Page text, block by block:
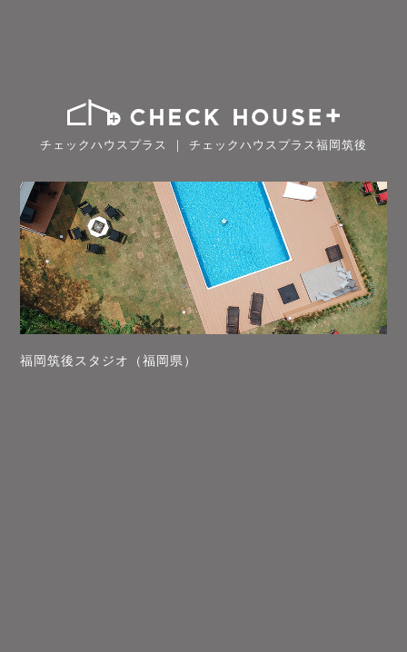
チェックハウスプラス ｜ チェックハウスプラス福岡筑後
福岡筑後スタジオ（福岡県）